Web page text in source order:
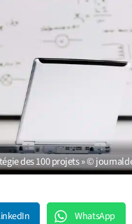
des 100 projets » ©
WhatsApp